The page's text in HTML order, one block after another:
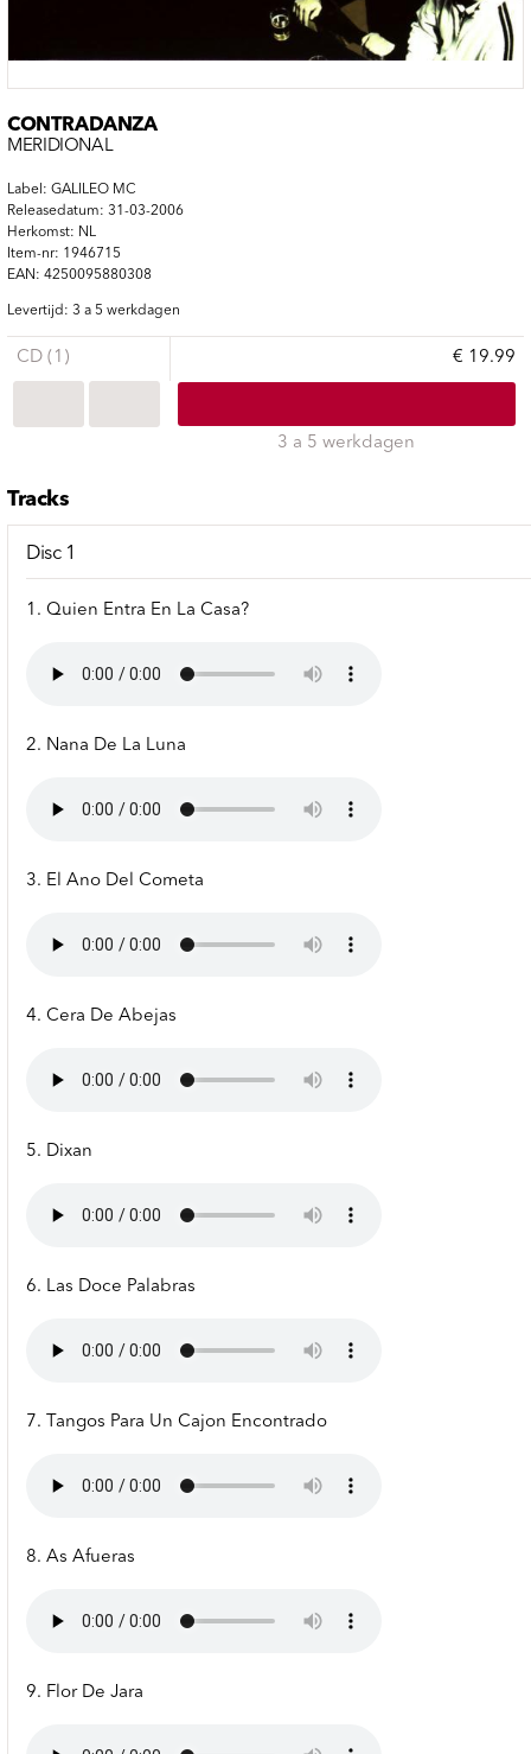
CONTRADANZA
MERIDIONAL
Label: GALILEO MC
Releasedatum: 31-03-2006
Herkomst: NL
Item-nr: 1946715
EAN: 4250095880308
Levertijd: 3 a 5 werkdagen
CD (1) € 19.99
3 a 5 werkdagen
Tracks
Disc 1
1. Quien Entra En La Casa?
2. Nana De La Luna
3. El Ano Del Cometa
4. Cera De Abejas
5. Dixan
6. Las Doce Palabras
7. Tangos Para Un Cajon Encontrado
8. As Afueras
9. Flor De Jara